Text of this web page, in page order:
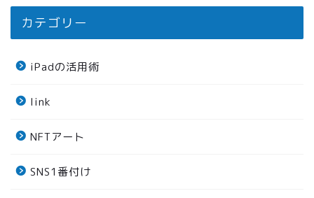
カテゴリー
iPadの活用術
link
NFTアート
SNS1番付け